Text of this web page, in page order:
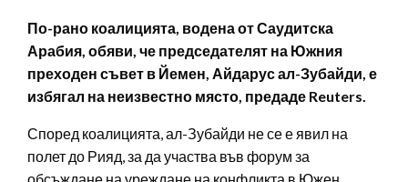
По-рано коалицията, водена от Саудитска
Арабия, обяви, че председателят на Южния
преходен съвет в Йемен, Айдарус ал-Зубайди, е
избягал на неизвестно място, предаде Reuters.
Според коалицията, ал-Зубайди не се е явил на
полет до Рияд, за да участва във форум за